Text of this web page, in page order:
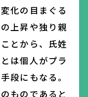
化の目まぐる
上昇や独り親
とから、氏姓
は個人がプラ
段にもなる。
ものであると